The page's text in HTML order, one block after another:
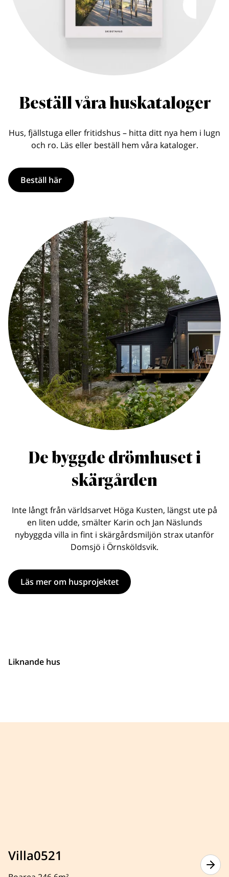
Beställ våra huskataloger
Hus, fjällstuga eller fritidshus – hitta ditt nya hem i lugn
och ro. Läs eller beställ hem våra kataloger.
Beställ här
De byggde drömhuset i
skärgården
Inte långt från världsarvet Höga Kusten, längst ute på
en liten udde, smälter Karin och Jan Näslunds
nybyggda villa in fint i skärgårdsmiljön strax utanför
Domsjö i Örnsköldsvik.
Läs mer om husprojektet
Liknande hus
Villa0521